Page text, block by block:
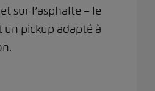
sur l’asphalte – le
un pickup adapté à